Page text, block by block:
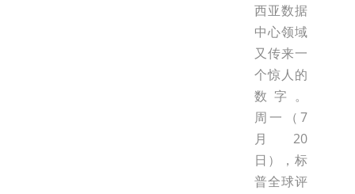
西亚数据
中心领域
又传来一
个惊人的
数字。
周一（7
月20
日），标
普全球评